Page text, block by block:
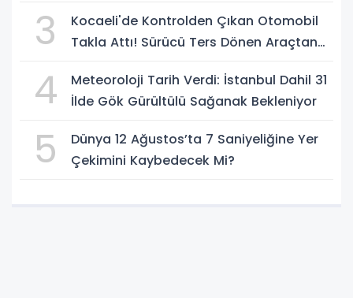
3
Kocaeli'de Kontrolden Çıkan Otomobil
Takla Attı! Sürücü Ters Dönen Araçtan
4
Meteoroloji Tarih Verdi: İstanbul Dahil 31
İlde Gök Gürültülü Sağanak Bekleniyor
5
Dünya 12 Ağustos’ta 7 Saniyeliğine Yer
Çekimini Kaybedecek Mi?